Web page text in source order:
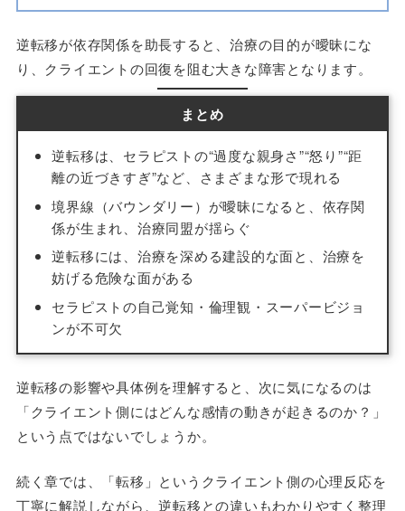
逆転移が依存関係を助長すると、治療の目的が曖昧にな
り、クライエントの回復を阻む大きな障害となります。
まとめ
逆転移は、セラピストの“過度な親身さ”“怒り”“距
離の近づきすぎ”など、さまざまな形で現れる
境界線（バウンダリー）が曖昧になると、依存関
係が生まれ、治療同盟が揺らぐ
逆転移には、治療を深める建設的な面と、治療を
妨げる危険な面がある
セラピストの自己覚知・倫理観・スーパービジョ
ンが不可欠
逆転移の影響や具体例を理解すると、次に気になるのは
「クライエント側にはどんな感情の動きが起きるのか？」
という点ではないでしょうか。
続く章では、「転移」というクライエント側の心理反応を
丁寧に解説しながら、逆転移との違いもわかりやすく整理